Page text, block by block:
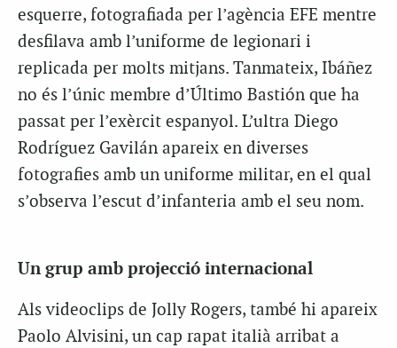
esquerre, fotografiada per l’agència EFE mentre
desfilava amb l’uniforme de legionari i
replicada per molts mitjans. Tanmateix, Ibáñez
no és l’únic membre d’Último Bastión que ha
passat per l’exèrcit espanyol. L’ultra Diego
Rodríguez Gavilán apareix en diverses
fotografies amb un uniforme militar, en el qual
s’observa l’escut d’infanteria amb el seu nom.
Un grup amb projecció internacional
Als videoclips de Jolly Rogers, també hi apareix
Paolo Alvisini, un cap rapat italià arribat a